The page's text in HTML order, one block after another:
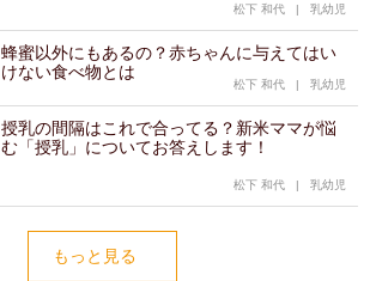
松下 和代 | 乳幼児
蜂蜜以外にもあるの？赤ちゃんに与えてはい
けない食べ物とは
松下 和代 | 乳幼児
授乳の間隔はこれで合ってる？新米ママが悩
む「授乳」についてお答えします！
松下 和代 | 乳幼児
もっと見る